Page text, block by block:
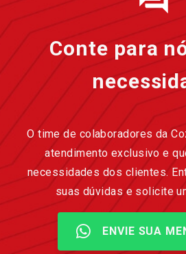
Conte para
O time de colaboradores da
atendimento exclusivo e
necessidades dos clientes.
suas dúvidas e solicite
ENVIE SUA